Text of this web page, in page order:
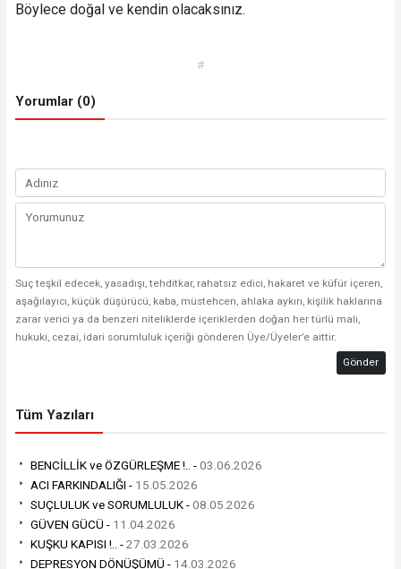
Böylece doğal ve kendin olacaksınız.
#
Yorumlar (0)
Suç teşkil edecek, yasadışı, tehditkar, rahatsız edici, hakaret ve küfür içeren,
aşağılayıcı, küçük düşürücü, kaba, müstehcen, ahlaka aykırı, kişilik haklarına
zarar verici ya da benzeri niteliklerde içeriklerden doğan her türlü mali,
hukuki, cezai, idari sorumluluk içeriği gönderen Üye/Üyeler’e aittir.
Gönder
Tüm Yazıları
BENCİLLİK ve ÖZGÜRLEŞME !.. -03.06.2026
ACI FARKINDALIĞI - 15.05.2026
SUÇLULUK ve SORUMLULUK -08.05.2026
GÜVEN GÜCÜ - 11.04.2026
KUŞKU KAPISI !.. -27.03.2026
DEPRESYON DÖNÜŞÜMÜ - 14.03.2026